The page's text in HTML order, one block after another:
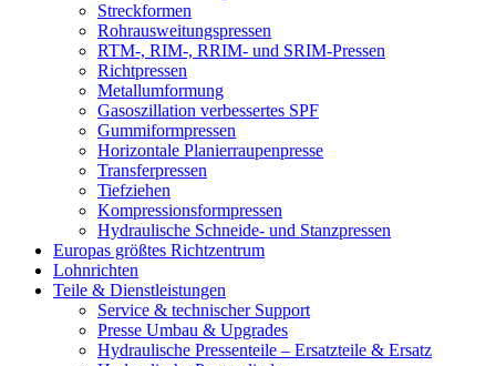
Streckformen
Rohrausweitungspressen
RTM-, RIM-, RRIM- und SRIM-Pressen
Richtpressen
Metallumformung
Gasoszillation verbessertes SPF
Gummiformpressen
Horizontale Planierraupenpresse
Transferpressen
Tiefziehen
Kompressionsformpressen
Hydraulische Schneide- und Stanzpressen
Europas größtes Richtzentrum
Lohnrichten
Teile & Dienstleistungen
Service & technischer Support
Presse Umbau & Upgrades
Hydraulische Pressenteile – Ersatzteile & Ersatz